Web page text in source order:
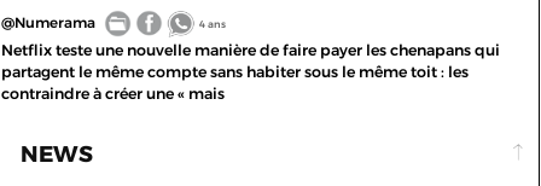
@Numerama 4 ans
Netflix teste une nouvelle manière de faire payer les chenapans qui
partagent le même compte sans habiter sous le même toit : les
contraindre à créer une « mais
NEWS